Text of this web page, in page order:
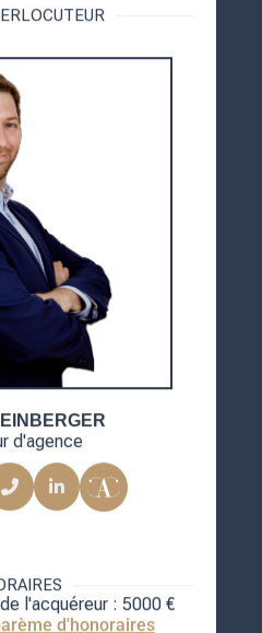
d'agence
l'acquéreur : 5000 €
d'honoraires